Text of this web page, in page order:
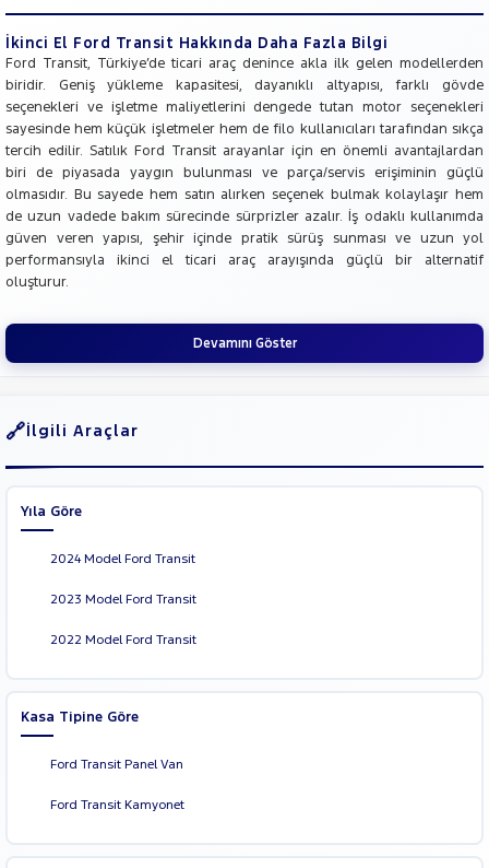
SSANGYONG
SUBARU
TESLA
TOYOTA
TRAKTÖR
VOLKSWAGEN
İkinci El Ford Transit Hakkında Daha Fazla Bilgi
Ford Transit, Türkiye’de ticari araç denince akla ilk gelen modellerden
biridir. Geniş yükleme kapasitesi, dayanıklı altyapısı, farklı gövde
seçenekleri ve işletme maliyetlerini dengede tutan motor seçenekleri
sayesinde hem küçük işletmeler hem de filo kullanıcıları tarafından sıkça
tercih edilir. Satılık Ford Transit arayanlar için en önemli avantajlardan
biri de piyasada yaygın bulunması ve parça/servis erişiminin güçlü
olmasıdır. Bu sayede hem satın alırken seçenek bulmak kolaylaşır hem
de uzun vadede bakım sürecinde sürprizler azalır. İş odaklı kullanımda
güven veren yapısı, şehir içinde pratik sürüş sunması ve uzun yol
performansıyla ikinci el ticari araç arayışında güçlü bir alternatif
oluşturur.
Devamını Göster
İlgili Araçlar
Yıla Göre
2024 Model Ford Transit
2023 Model Ford Transit
2022 Model Ford Transit
Kasa Tipine Göre
Ford Transit Panel Van
Ford Transit Kamyonet